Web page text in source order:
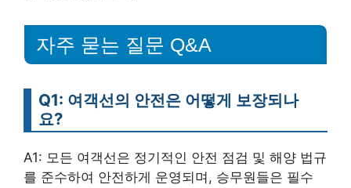
자주 묻는 질문 Q&A
Q1: 여객선의 안전은 어떻게 보장되나
요?
A1: 모든 여객선은 정기적인 안전 점검 및 해양 법규
를 준수하여 안전하게 운영되며, 승무원들은 필수